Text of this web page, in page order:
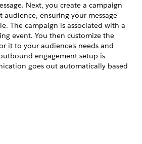
Next, you create a campaign
audience, ensuring your message
The campaign is associated with a
event. You then customize the
it to your audience's needs and
engagement setup is
goes out automatically based
custom templates in outbound